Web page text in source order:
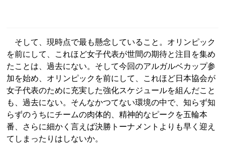
そして、現時点で最も懸念していること。オリンピック
を前にして、これほど女子代表が世間の期待と注目を集め
たことは、過去にない。そして今回のアルガルベカップ参
加を始め、オリンピックを前にして、これほど日本協会が
女子代表のために充実した強化スケジュールを組んだこと
も、過去にない。そんなかつてない環境の中で、知らず知
らずのうちにチームの肉体的、精神的なピークを五輪本
番、さらに細かく言えば決勝トーナメントよりも早く迎え
てしまったりはしないか。